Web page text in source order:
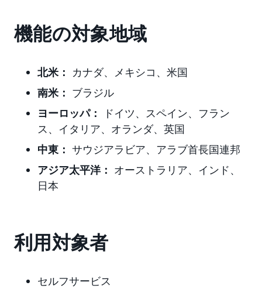
機能の対象地域
北米：
カナダ、メキシコ、米国
南米： ブラジル
ヨーロッパ：
ドイツ、スペイン、フラン
ス、イタリア、オランダ、英国
中東： サウジアラビア、アラブ首長国連邦
アジア太平洋： オーストラリア、インド、
日本
利用対象者
セルフサービス